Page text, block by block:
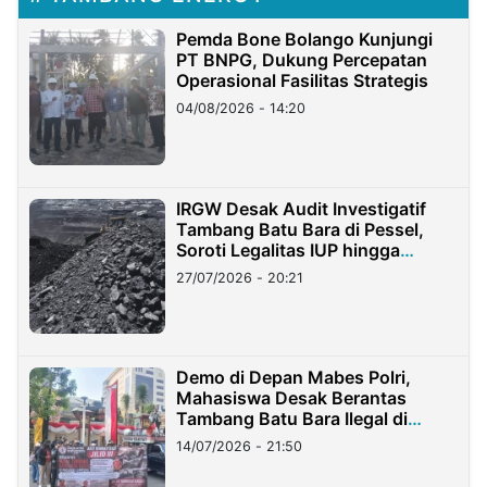
Pemda Bone Bolango Kunjungi
PT BNPG, Dukung Percepatan
Operasional Fasilitas Strategis
04/08/2026 - 14:20
IRGW Desak Audit Investigatif
Tambang Batu Bara di Pessel,
Soroti Legalitas IUP hingga
Stockpile
27/07/2026 - 20:21
Demo di Depan Mabes Polri,
Mahasiswa Desak Berantas
Tambang Batu Bara Ilegal di
Lampung
14/07/2026 - 21:50